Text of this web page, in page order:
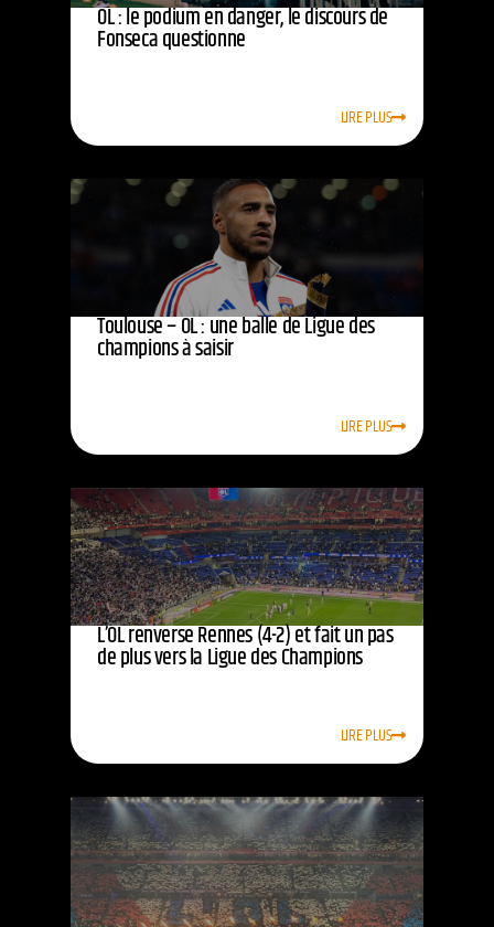
OL : le podium en danger, le discours de
Fonseca questionne
LIRE PLUS
Toulouse – OL : une balle de Ligue des
champions à saisir
LIRE PLUS
L’OL renverse Rennes (4-2) et fait un pas
de plus vers la Ligue des Champions
LIRE PLUS